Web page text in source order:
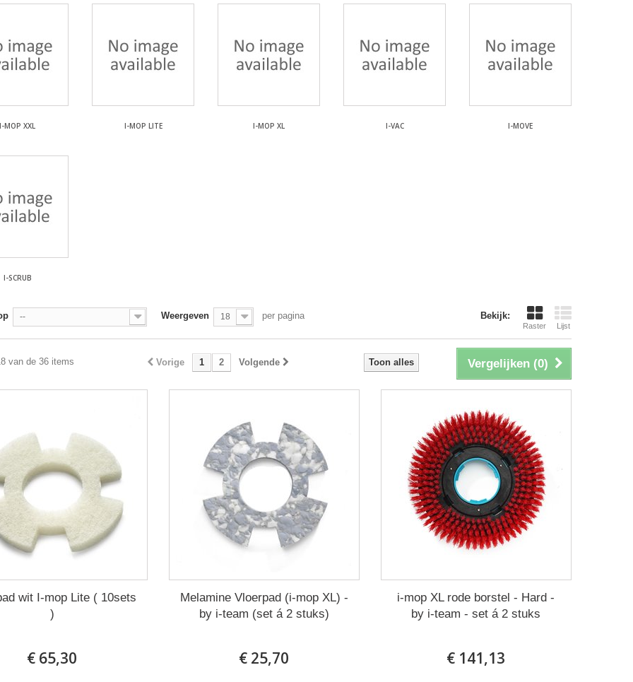
I-MOP XXL I-MOP LITE I-MOP XL I-VAC I-MOVE
I-SCRUB
Bekijk:
Raster Lijst
-- Weergeven 18 per pagina
Vergelijken (0)
Toon alles
Vorige 1 2 Volgende
van de 36 items
wit I-mop Lite ( 10sets
)
€ 65,30
Melamine Vloerpad (i-mop XL) -
by i-team (set á 2 stuks)
€ 25,70
i-mop XL rode borstel - Hard -
by i-team - set á 2 stuks
€ 141,13